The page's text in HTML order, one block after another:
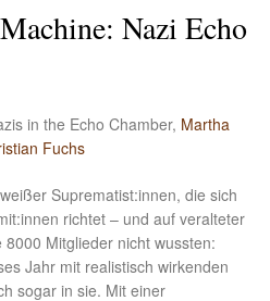
Nazi Echo
in the Echo Chamber, Martha
Fuchs
Suprematist:innen, die sich
richtet – und auf veralteter
Mitglieder nicht wussten:
Jahr mit realistisch wirkenden
sogar in sie. Mit einer